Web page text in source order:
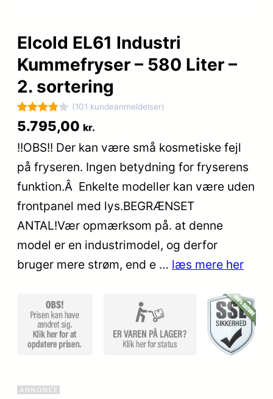
Elcold EL61 Industri
Kummefryser – 580 Liter –
2. sortering
Bedømt
ud af 5
baseret
på
101
ømmels
er
(101 kundeanmeldelser)
5.795,00 kr.
!!OBS!! Der kan være små kosmetiske fejl
på fryseren. Ingen betydning for fryserens
funktion.Â Enkelte modeller kan være uden
frontpanel med lys.BEGRÆNSET
ANTAL!Vær opmærksom på. at denne
model er en industrimodel, og derfor
bruger mere strøm, end e … læs mere her